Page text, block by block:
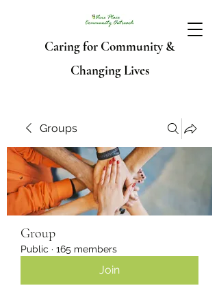
Caring for Community &
Changing Lives
Groups
Group
Public · 165 members
Join